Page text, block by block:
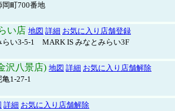
町700番地
い店 地図 詳細 お気に入り店舗登録
らい3-5-1 MARK IS みなとみらい3F
沢八景店) 地図 詳細 お気に入り店舗解除
1-27-1
詳細 お気に入り店舗解除